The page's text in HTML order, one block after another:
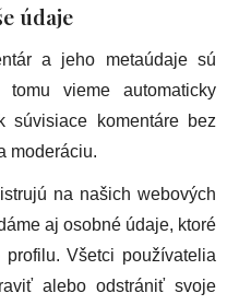
údaje
a jeho metaúdaje sú
tomu vieme automaticky
súvisiace komentáre bez
moderáciu.
na našich webových
aj osobné údaje, ktoré
Všetci používatelia
alebo odstrániť svoje